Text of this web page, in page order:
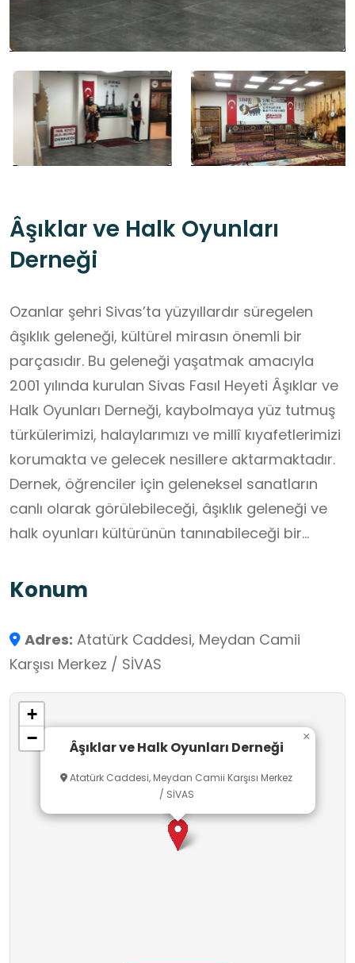
Âşıklar ve Halk Oyunları
Derneği
Ozanlar şehri Sivas’ta yüzyıllardır süregelen
âşıklık geleneği, kültürel mirasın önemli bir
parçasıdır. Bu geleneği yaşatmak amacıyla
2001 yılında kurulan Sivas Fasıl Heyeti Âşıklar ve
Halk Oyunları Derneği, kaybolmaya yüz tutmuş
türkülerimizi, halaylarımızı ve millî kıyafetlerimizi
korumakta ve gelecek nesillere aktarmaktadır.
Dernek, öğrenciler için geleneksel sanatların
canlı olarak görülebileceği, âşıklık geleneği ve
halk oyunları kültürünün tanınabileceği bir
Konum
Adres: Atatürk Caddesi, Meydan Camii
Karşısı Merkez / SİVAS
Âşıklar ve Halk Oyunları Derneği
Atatürk Caddesi, Meydan Camii Karşısı Merkez
/ SİVAS
×
+
−